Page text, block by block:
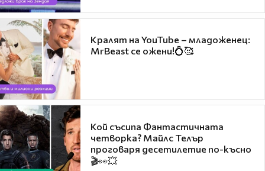
Кралят на YouTube – младоженец:
MrBeast се ожени!💍🥰
Кой съсипа Фантастичната
четворка? Майлс Телър
проговаря десетилетие по-късно
🎬👀💥